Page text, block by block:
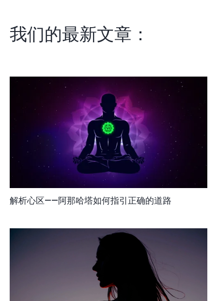
我们的最新文章：
解析心区——阿那哈塔如何指引正确的道路